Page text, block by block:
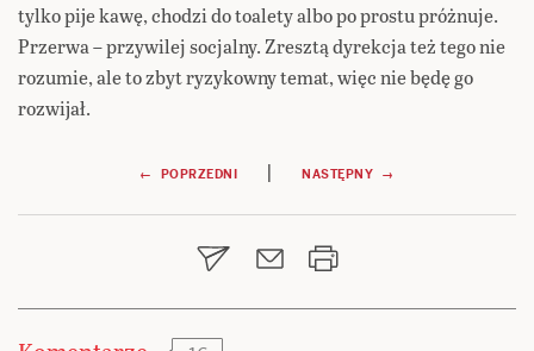
tylko pije kawę, chodzi do toalety albo po prostu próżnuje.
Przerwa – przywilej socjalny. Zresztą dyrekcja też tego nie
rozumie, ale to zbyt ryzykowny temat, więc nie będę go
rozwijał.
Nawigacja
wpisu
← POPRZEDNI | NASTĘPNY →